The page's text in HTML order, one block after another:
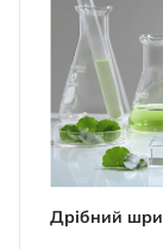
Дрібний